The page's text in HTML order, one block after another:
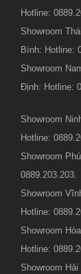
Hotline:
Showroom
Bình: Hotline:
Showroom
Định: Hotline:
Showroom
Hotline:
Showroom
0889.203.203.
Showroom
Hotline:
Showroom
Hotline:
Showroom